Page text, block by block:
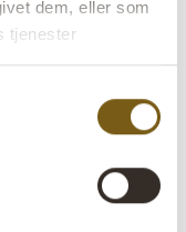
dem, eller som
tjenester
unik i farve og finish